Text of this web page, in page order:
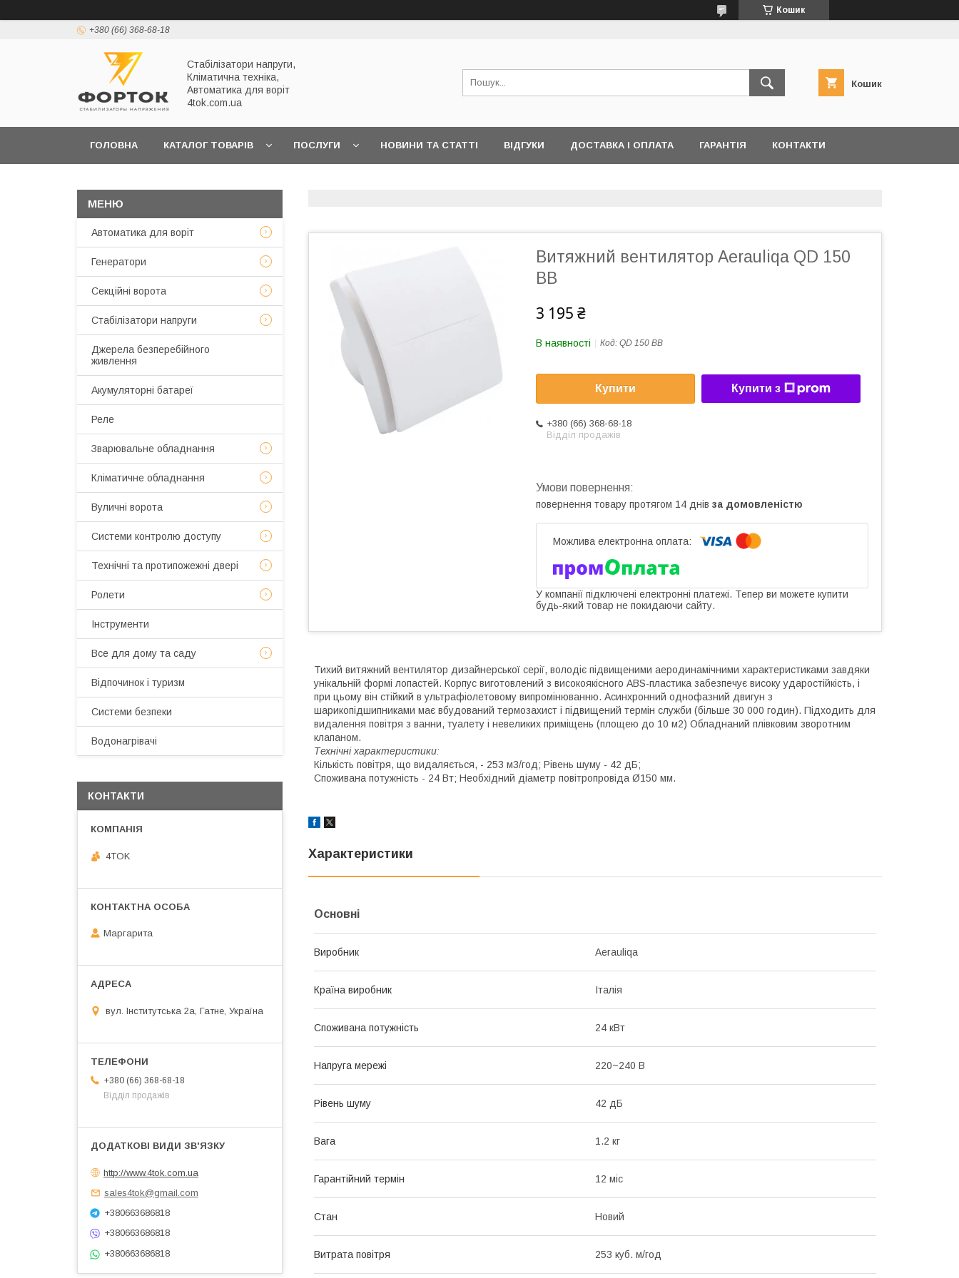
Кошик
+380 (66) 368-68-18
Стабілізатори напруги,
Кліматична техніка,
Автоматика для воріт
4tok.com.ua
Кошик
ГОЛОВНА КАТАЛОГ ТОВАРІВ ПОСЛУГИ НОВИНИ ТА СТАТТІ ВІДГУКИ ДОСТАВКА І ОПЛАТА ГАРАНТІЯ КОНТАКТИ
Витяжний вентилятор Aerauliqa QD 150
BB
3 195 ₴
В наявності Код: QD 150 BB
Купити Купити з
+380 (66) 368-68-18
Відділ продажів
повернення товару протягом 14 днів за домовленістю
У компанії підключені електронні платежі. Тепер ви можете купити
будь-який товар не покидаючи сайту.
Тихий витяжний вентилятор дизайнерської серії, володіє підвищеними аеродинамічними характеристиками завдяки
унікальній формі лопастей. Корпус виготовлений з високоякісного ABS-пластика забезпечує високу ударостійкість, і
при цьому він стійкий в ультрафіолетовому випромінюванню. Асинхронний однофазний двигун з
шарикопідшипниками має вбудований термозахист і підвищений термін служби (більше 30 000 годин). Підходить для
видалення повітря з ванни, туалету і невеликих приміщень (площею до 10 м2) Обладнаний плівковим зворотним
клапаном.
Технічні характеристики:
Кількість повітря, що видаляється, - 253 м3/год; Рівень шуму - 42 дБ;
Споживана потужність - 24 Вт; Необхідний діаметр повітропровіда Ø150 мм.
Характеристики
Основні
Виробник Aerauliqa
Країна виробник Італія
Споживана потужність 24 кВт
Напруга мережі 220~240 В
Рівень шуму 42 дБ
Вага 1.2 кг
Гарантійний термін 12 міс
Стан Новий
Витрата повітря 253 куб. м/год
Автоматика для воріт
Генератори
Секційні ворота
Стабілізатори напруги
Джерела безперебійного
живлення
Акумуляторні батареї
Реле
Зварювальне обладнання
Кліматичне обладнання
Вуличні ворота
Системи контролю доступу
Технічні та протипожежні двері
Ролети
Інструменти
Все для дому та саду
Відпочинок і туризм
Системи безпеки
Водонагрівачі
КОНТАКТИ
4TOK
Маргарита
вул. Інститутська 2а, Гатне, Україна
+380 (66) 368-68-18
Відділ продажів
http://www.4tok.com.ua
sales4tok@gmail.com
+380663686818
+380663686818
+380663686818